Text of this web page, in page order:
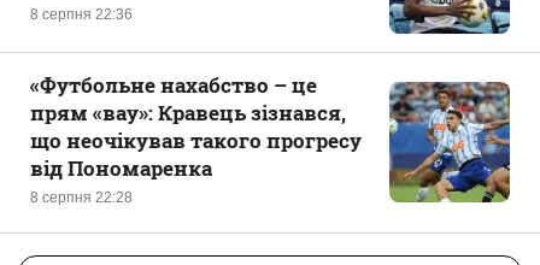
8 серпня 22:36
8 серпня 22:28
«Футбольне нахабство – це
прям «вау»: Кравець зізнався,
що неочікував такого прогресу
від Пономаренка